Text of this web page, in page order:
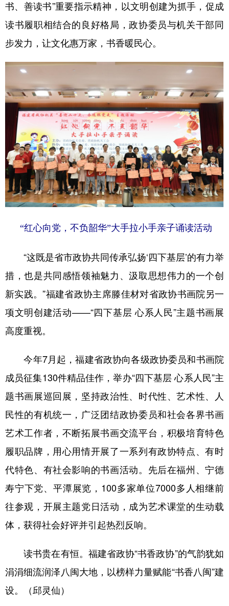
书、善读书”重要指示精神，以文明创建为抓手，促成
读书履职相结合的良好格局，政协委员与机关干部同
步发力，让文化惠万家，书香暖民心。
“红心向党，不负韶华”大手拉小手亲子诵读活动
“这既是省市政协共同传承弘扬‘四下基层’的有力举
措，也是共同感悟领袖魅力、汲取思想伟力的一个创
新实践。”福建省政协主席滕佳材对省政协书画院另一
项文明创建活动——“四下基层 心系人民”主题书画展
高度重视。
今年7月起，福建省政协向各级政协委员和书画院
成员征集130件精品佳作，举办“四下基层 心系人民”主
题书画展巡回展，坚持政治性、时代性、艺术性、人
民性的有机统一，广泛团结政协委员和社会各界书画
艺术工作者，不断拓展书画交流平台，积极培育特色
履职品牌，用心用情开展了一系列有政协特点、有时
代特色、有社会影响的书画活动。先后在福州、宁德
寿宁下党、平潭展览，100多家单位7000多人相继前
往参观，开展主题党日活动，成为艺术课堂的生动载
体，获得社会好评并引起热烈反响。
读书贵在有恒。福建省政协“书香政协”的气韵犹如
涓涓细流润泽八闽大地，以榜样力量赋能“书香八闽”建
设。（邱灵仙）